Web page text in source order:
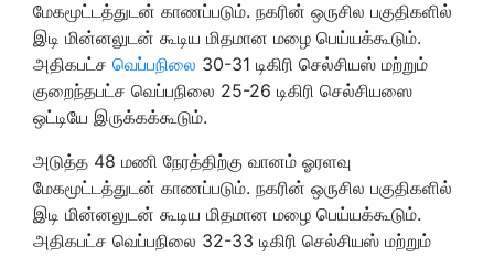
மேகமூட்டத்துடன் காணப்படும். நகரின் ஒருசில பகுதிகளில்
இடி மின்னலுடன் கூடிய மிதமான மழை பெய்யக்கூடும்.
அதிகபட்ச வெப்பநிலை 30-31 டிகிரி செல்சியஸ் மற்றும்
குறைந்தபட்ச வெப்பநிலை 25-26 டிகிரி செல்சியஸை
ஒட்டியே இருக்கக்கூடும்.
அடுத்த 48 மணி நேரத்திற்கு வானம் ஓரளவு
மேகமூட்டத்துடன் காணப்படும். நகரின் ஒருசில பகுதிகளில்
இடி மின்னலுடன் கூடிய மிதமான மழை பெய்யக்கூடும்.
அதிகபட்ச வெப்பநிலை 32-33 டிகிரி செல்சியஸ் மற்றும்